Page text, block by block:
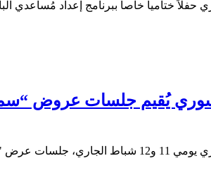
حفلاً ختامياً خاصاً ببرنامج إعداد مُساعدي
يُقيم جلسات عروض
أقام مركز الحوار السوري يومي 11 و12